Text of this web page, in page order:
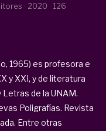
· 2020 · 126
1965) es profesora e
y XXI, y de literatura
de la UNAM.
Poligrafías. Revista
Entre otras